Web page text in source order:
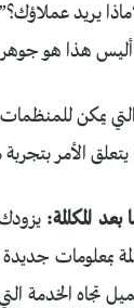
يريد
هذا هو جوهر
يمكن
الأمر بتجربة
المكالمة:
بمعلومات
تجاه الخدمة